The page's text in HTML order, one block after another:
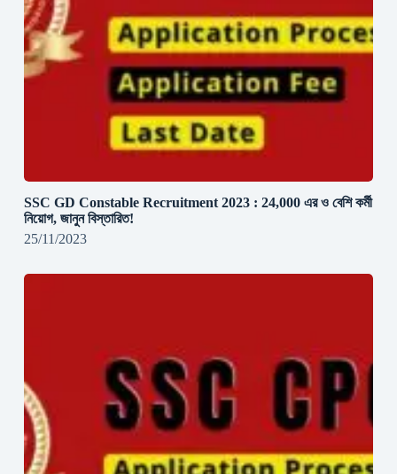
SSC GD Constable Recruitment 2023 : 24,000 এর ও বেশি কর্মী
নিয়োগ, জানুন বিস্তারিত!
25/11/2023